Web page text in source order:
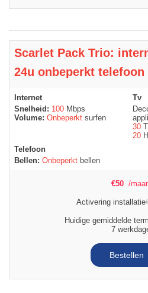
Scarlet Pack Trio:
24u onbeperkt telefoon
Internet
Snelheid: 100 Mbps
Volume: Onbeperkt surfen
Tv
30
20
Telefoon
Bellen: Onbeperkt bellen
€50 /
Activering installatie
Huidige gemiddelde
7
Bestellen